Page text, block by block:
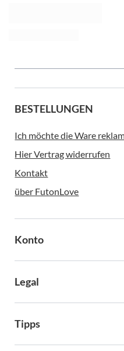
BESTELLUNGEN
Ich möchte die Ware
Hier Vertrag widerrufen
Kontakt
über FutonLove
Konto
Legal
Tipps